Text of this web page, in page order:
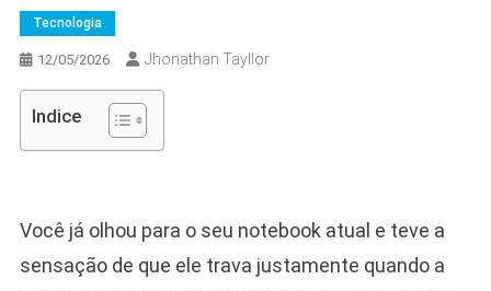
Tecnologia
12/05/2026 Jhonathan Tayllor
Indice
Você já olhou para o seu notebook atual e teve a
sensação de que ele trava justamente quando a